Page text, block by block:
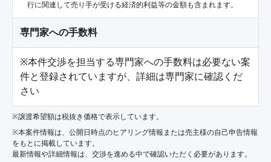
行に関連して売り手が受ける経済的利益等の金額も含まれます。
専門家への手数料
※本件交渉を担当する専門家への手数料は必要ない案
件と登録されていますが、詳細は専門家に確認くだ
さい
※譲渡希望額は税抜き価格で表示しています。
※本案件情報は、公開日時点のヒアリング情報または売主様の自己申告情報
をもとに掲載しています。
最新情報や詳細情報は、交渉を進める中で確認いただく必要があります。